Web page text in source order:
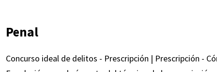
Penal
Concurso ideal de delitos - Prescripción | Prescripción -